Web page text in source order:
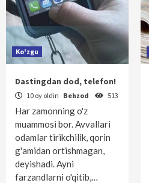
Ko'zgu
Dastingdan dod, telefon!
10 oy oldin Behzod 513
Har zamonning o'z
muammosi bor. Avvallari
odamlar tirikchilik, qorin
g'amidan ortishmagan,
deyishadi. Ayni
farzandlarni o'qitib,…